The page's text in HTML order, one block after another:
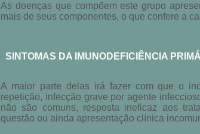
As doenças que compõem este grupo
mais de seus componentes, o que confere a
SINTOMAS DA IMUNODEFICIÊNCIA
A maior parte delas irá fazer com que o
repetição, infecção grave por agente
não são comuns, resposta ineficaz aos
questão ou ainda apresentação clínica